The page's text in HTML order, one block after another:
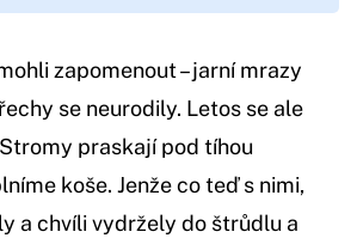
zapomenout – jarní mrazy
se neurodily. Letos se ale
praskají pod tíhou
koše. Jenže co teď s nimi,
a chvíli vydržely do štrůdlu a